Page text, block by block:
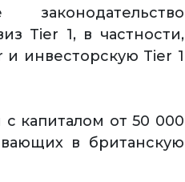
Tier 1, в частности,
инвесторскую Tier 1
капиталом от 50 000
в британскую